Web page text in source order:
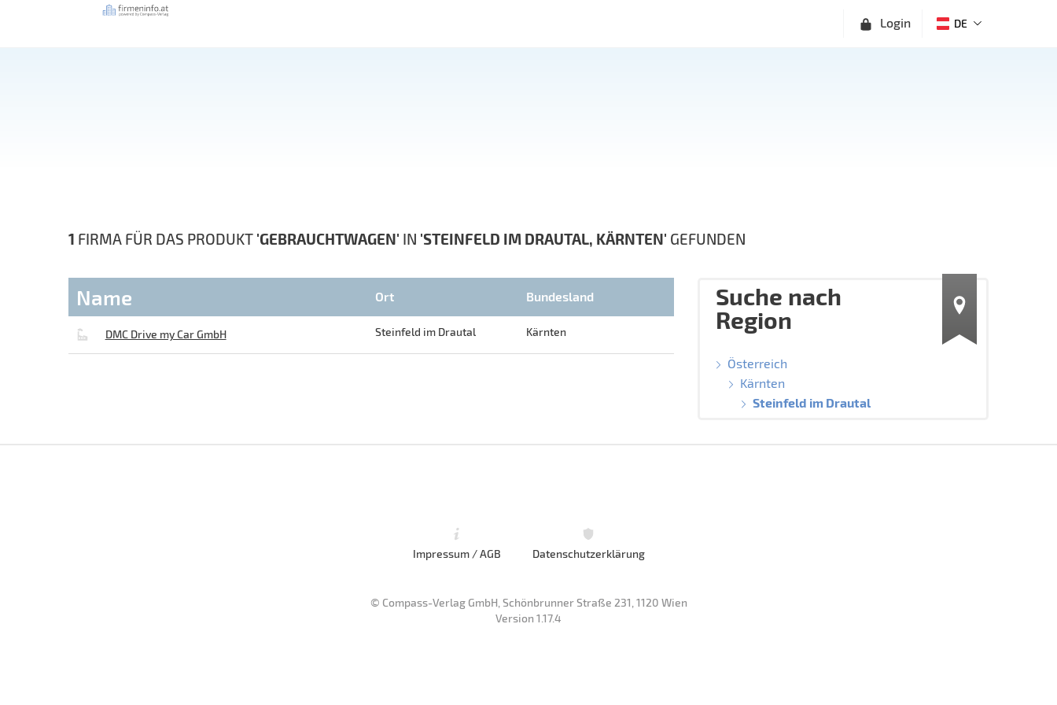
Login DE
1 FIRMA FÜR DAS PRODUKT 'GEBRAUCHTWAGEN' IN 'STEINFELD IM DRAUTAL, KÄRNTEN' GEFUNDEN
Name Ort Bundesland
DMC Drive my Car GmbH Steinfeld im Drautal Kärnten
Suche nach
Region
Österreich
Kärnten
Steinfeld im Drautal
Impressum / AGB Datenschutzerklärung
© Compass-Verlag GmbH, Schönbrunner Straße 231, 1120 Wien
Version 1.17.4